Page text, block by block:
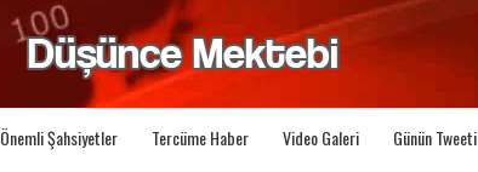
Önemli Şahsiyetler Tercüme Haber Video Galeri Günün Tweeti